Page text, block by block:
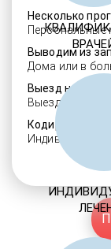
Несколько
Персональные
Выводим из
Дома или в
Выезд
Выезд в
Кодировка